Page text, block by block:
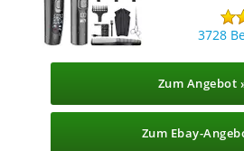
3728
Zum Angebot
Zum Ebay-